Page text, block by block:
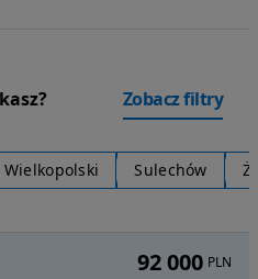
Zobacz filtry
Wielkopolski Sulechów
92 000 PLN